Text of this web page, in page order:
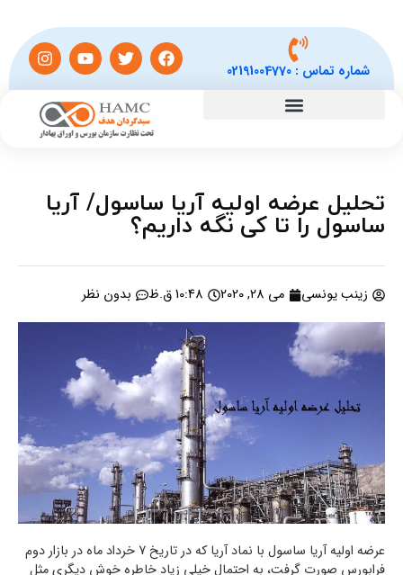
شماره تماس :02191004770
تحلیل عرضه اولیه آریا ساسول/ آریا
ساسول را تا کی نگه داریم؟
زینب یونسی می 28, 2020 10:48 ق.ظ بدون نظر
عرضه اولیه آریا ساسول با نماد آریا که در تاریخ 7 خرداد ماه در بازار دوم
فرابورس صورت گرفت، به احتمال خیلی زیاد خاطره خوش دیگری مثل